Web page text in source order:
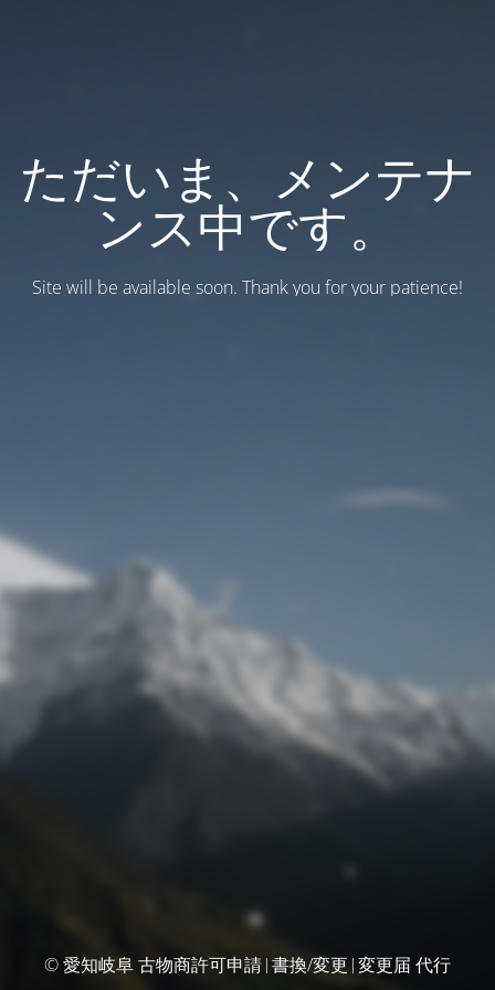
ただいま、メンテナ
ンス中です。
Site will be available soon. Thank you for your patience!
© 愛知岐阜 古物商許可申請|書換/変更|変更届 代行